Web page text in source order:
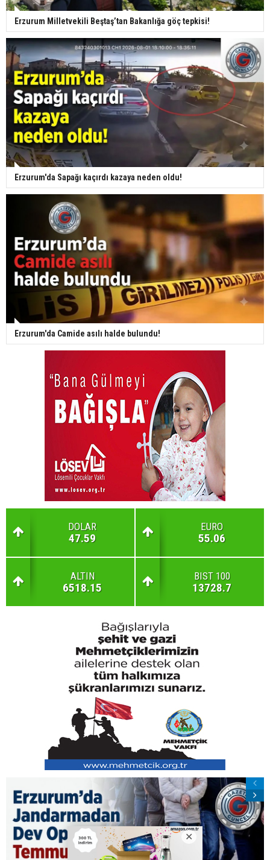
Erzurum Milletvekili Beştaş’tan Bakanlığa göç tepkisi!
Erzurum'da Sapağı kaçırdı kazaya neden oldu!
Erzurum'da Camide asılı halde bulundu!
DOLAR
47.59
EURO
55.06
ALTIN
6518.15
BIST 100
13728.7